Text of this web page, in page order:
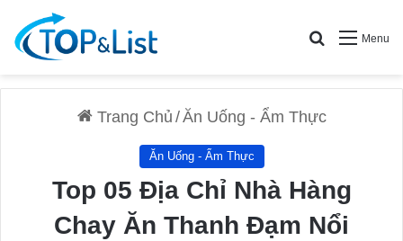
Menu
Search for
Trang Chủ /Ăn Uống - Ẩm Thực
Ăn Uống - Ẩm Thực
Top 05 Địa Chỉ Nhà Hàng
Chay Ăn Thanh Đạm Nổi